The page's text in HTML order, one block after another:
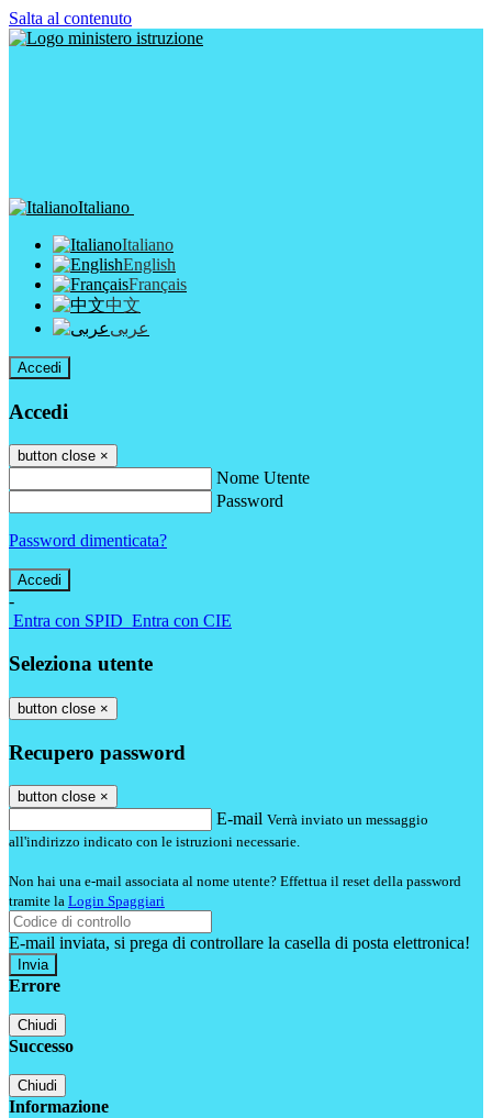
Salta al contenuto
Italiano
Italiano
English
Français
中文
عربى
Accedi
Accedi
button close ×
Nome Utente
Password
Password dimenticata?
-
Entra con SPID Entra con CIE
Seleziona utente
button close ×
Recupero password
button close ×
E-mail Verrà inviato un messaggio
all'indirizzo indicato con le istruzioni necessarie.
Non hai una e-mail associata al nome utente? Effettua il reset della password
tramite la Login Spaggiari
E-mail inviata, si prega di controllare la casella di posta elettronica!
Errore
Chiudi
Successo
Chiudi
Informazione